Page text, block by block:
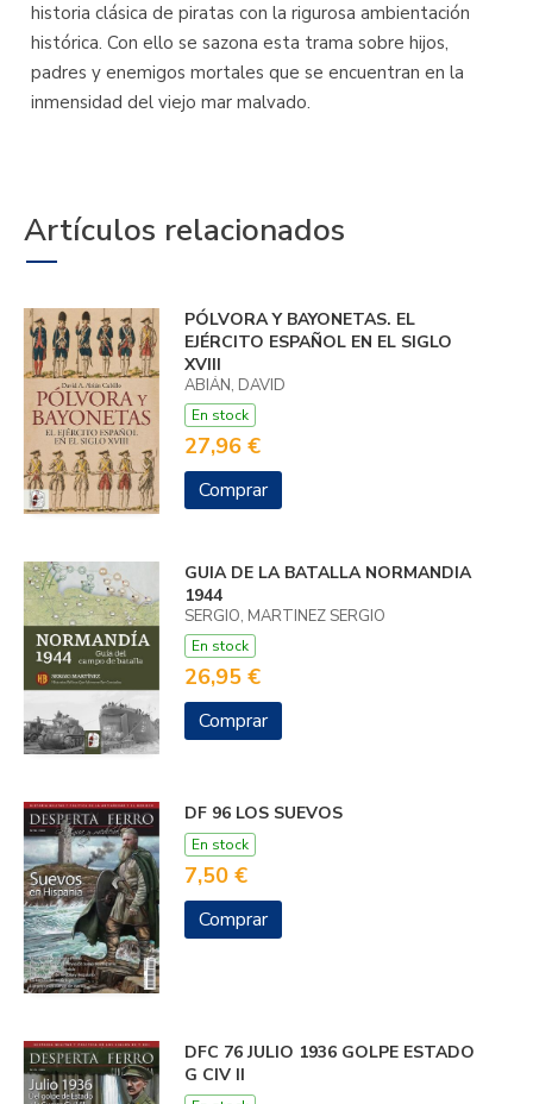
historia clásica de piratas con la rigurosa ambientación
histórica. Con ello se sazona esta trama sobre hijos,
padres y enemigos mortales que se encuentran en la
inmensidad del viejo mar malvado.
Artículos relacionados
PÓLVORA Y BAYONETAS. EL
EJÉRCITO ESPAÑOL EN EL SIGLO
XVIII
ABIÁN, DAVID
En stock
27,96 €
Comprar
GUIA DE LA BATALLA NORMANDIA
1944
SERGIO, MARTINEZ SERGIO
En stock
26,95 €
Comprar
DF 96 LOS SUEVOS
En stock
7,50 €
Comprar
DFC 76 JULIO 1936 GOLPE ESTADO
G CIV II